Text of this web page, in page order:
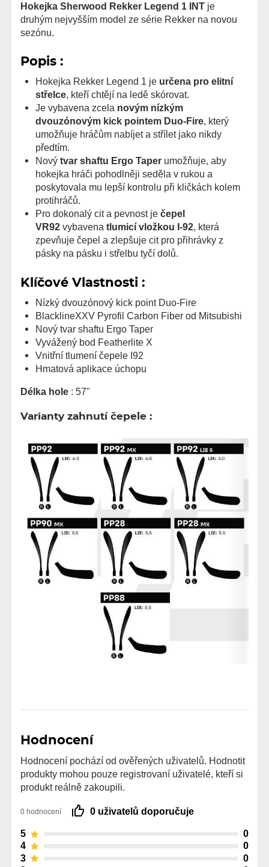
Hokejka Sherwood Rekker Legend 1 INT je
druhým nejvyšším model ze série Rekker na novou
sezónu.
Popis :
Hokejka Rekker Legend 1 je určena pro elitní
střelce, kteří chtějí na ledě skórovat.
Je vybavena zcela novým nízkým
dvouzónovým kick pointem Duo-Fire, který
umožňuje hráčům nabíjet a střílet jako nikdy
předtím.
Nový tvar shaftu Ergo Taper umožňuje, aby
hokejka hráči pohodlněji seděla v rukou a
poskytovala mu lepší kontrolu při kličkách kolem
protihráčů.
Pro dokonalý cit a pevnost je čepel
VR92 vybavena tlumicí vložkou I-92, která
zpevňuje čepel a zlepšuje cit pro přihrávky z
pásky na pásku i střelbu tyčí dolů.
Klíčové Vlastnosti :
Nízký dvouzónový kick point Duo-Fire
BlacklineXXV Pyrofil Carbon Fiber od Mitsubishi
Nový tvar shaftu Ergo Taper
Vyvážený bod Featherlite X
Vnitřní tlumení čepele I92
Hmatová aplikace úchopu
Délka hole : 57"
Varianty zahnutí čepele :
Hodnocení
Hodnocení pochází od ověřených uživatelů. Hodnotit
produkty mohou pouze registrovaní uživatelé, kteří si
produkt reálně zakoupili.
0 hodnocení 0 uživatelů doporučuje
5
0
4
0
3
0